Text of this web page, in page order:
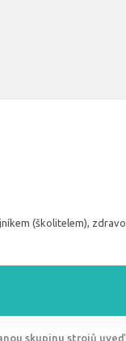
(školitelem),
skupinu strojů